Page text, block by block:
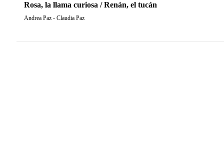
Rosa, la llama curiosa / Renán, el tucán
Andrea Paz - Claudia Paz